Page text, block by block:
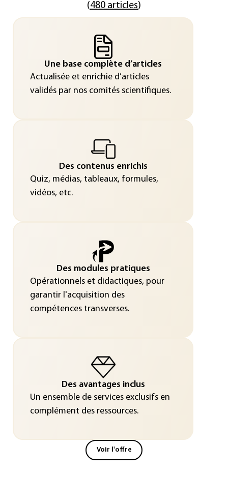
(480 articles)
Une base complète d’articles
Actualisée et enrichie d’articles
validés par nos comités scientifiques.
Des contenus enrichis
Quiz, médias, tableaux, formules,
vidéos, etc.
Des modules pratiques
Opérationnels et didactiques, pour
garantir l'acquisition des
compétences transverses.
Des avantages inclus
Un ensemble de services exclusifs en
complément des ressources.
Voir l'offre